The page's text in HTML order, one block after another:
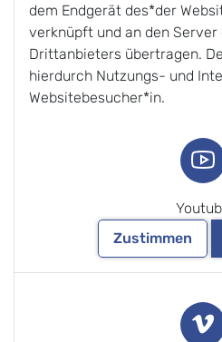
dem Endgerät des*der
verknüpft und an den
Drittanbieters übertragen.
hierdurch Nutzungs- und
Websitebesucher*in.
Zustimmen